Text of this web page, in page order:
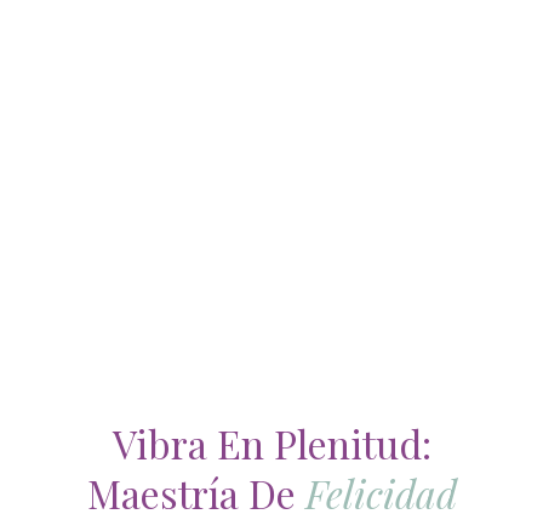
Vibra En Plenitud:
Maestría De Felicidad